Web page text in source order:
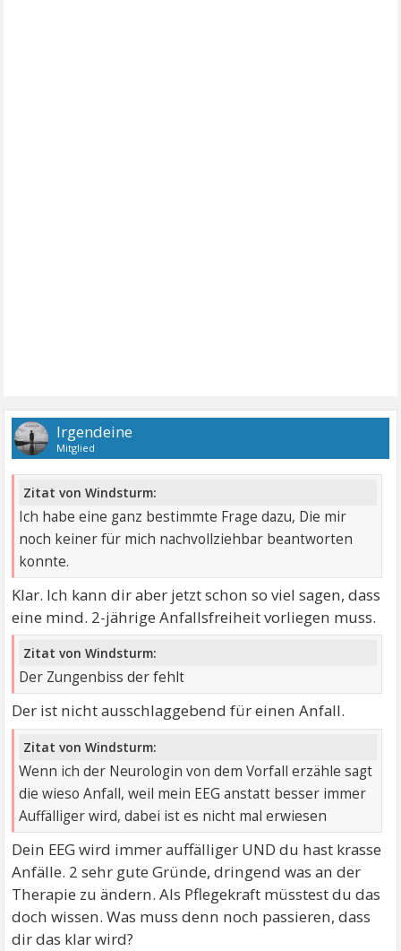
Irgendeine
Mitglied
Zitat von Windsturm:
Ich habe eine ganz bestimmte Frage dazu, Die mir
noch keiner für mich nachvollziehbar beantworten
konnte.
Klar. Ich kann dir aber jetzt schon so viel sagen, dass
eine mind. 2-jährige Anfallsfreiheit vorliegen muss.
Zitat von Windsturm:
Der Zungenbiss der fehlt
Der ist nicht ausschlaggebend für einen Anfall.
Zitat von Windsturm:
Wenn ich der Neurologin von dem Vorfall erzähle sagt
die wieso Anfall, weil mein EEG anstatt besser immer
Auffälliger wird, dabei ist es nicht mal erwiesen
Dein EEG wird immer auffälliger UND du hast krasse
Anfälle. 2 sehr gute Gründe, dringend was an der
Therapie zu ändern. Als Pflegekraft müsstest du das
doch wissen. Was muss denn noch passieren, dass
dir das klar wird?